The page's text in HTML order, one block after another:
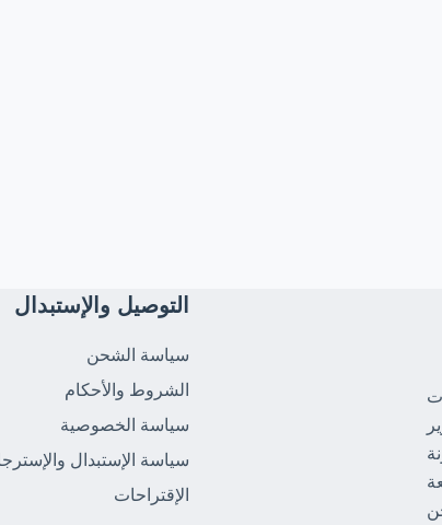
التوصيل والإستبدال
سياسة الشحن
الشروط والأحكام
سياسة الخصوصية
سياسة الإستبدال
الإقتراحات